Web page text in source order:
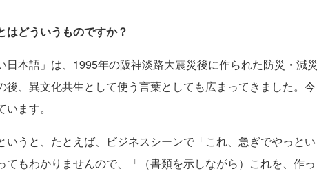
どういうものですか？
本語」は、1995年の阪神淡路大震災後に作られた防災・減災
後、異文化共生として使う言葉としても広まってきました。今
ます。
いうと、たとえば、ビジネスシーンで「これ、急ぎでやっとい
てもわかりませんので、「（書類を示しながら）これを、作っ